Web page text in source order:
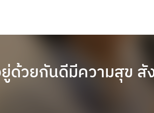
ด้วยกันดีมีความสุข